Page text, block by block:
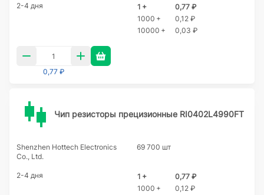
2-4 дня 1 +
0,77 ₽
1000 +
0,12 ₽
10000 +
0,03 ₽
0,77 ₽
Чип резисторы прецизионные RI0402L4990FT
Shenzhen Hottech Electronics
Co., Ltd.
69 700 шт
2-4 дня 1 +
0,77 ₽
1000 +
0,12 ₽